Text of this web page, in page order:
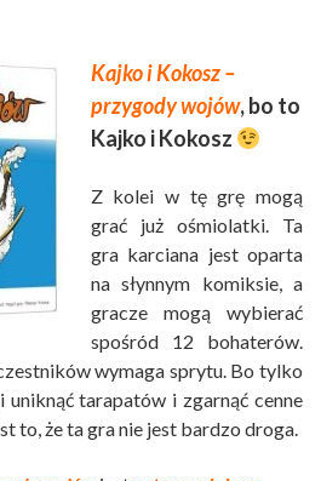
Kajko i Kokosz –
przygody wojów, bo to
Kajko i Kokosz
Z kolei w tę grę mogą
grać już ośmiolatki. Ta
gra karciana jest oparta
na słynnym komiksie, a
gracze mogą wybierać
spośród 12 bohaterów.
wymaga sprytu. Bo tylko
tarapatów i zgarnąć cenne
to, że ta gra nie jest bardzo droga.